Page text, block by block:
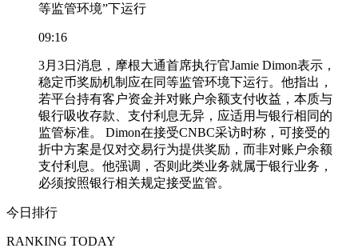
等监管环境”下运行
09:16
3月3日消息，摩根大通首席执行官Jamie Dimon表示，
稳定币奖励机制应在同等监管环境下运行。他指出，
若平台持有客户资金并对账户余额支付收益，本质与
银行吸收存款、支付利息无异，应适用与银行相同的
监管标准。 Dimon在接受CNBC采访时称，可接受的
折中方案是仅对交易行为提供奖励，而非对账户余额
支付利息。他强调，否则此类业务就属于银行业务，
必须按照银行相关规定接受监管。
今日排行
RANKING TODAY